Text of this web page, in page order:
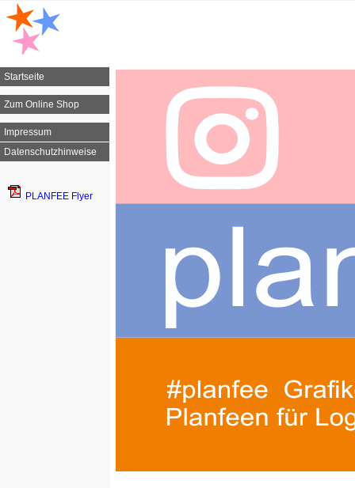
Startseite
Zum Online Shop
Impressum
Datenschutzhinweise
PLANFEE Flyer